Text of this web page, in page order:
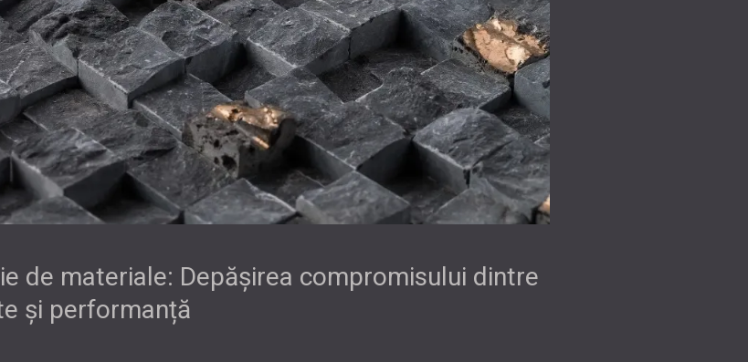
de materiale: Depășirea compromisului dintre
și performanță